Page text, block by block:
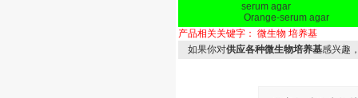
serum
Orange-serum agar
产品相关关键字： 微生物 培养基
如果你对供应各种微生物培养基感兴趣